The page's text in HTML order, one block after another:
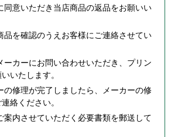
同意いただき当店商品の返品をお願いい
品を確認のうえお客様にご連絡させてい
ーカーにお問い合わせいただき、プリン
いたします。
の修理が完了しましたら、メーカーの修
絡ください。
案内させていただく必要書類を郵送して